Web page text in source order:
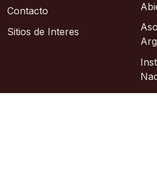
Contacto
Sitios de Interes